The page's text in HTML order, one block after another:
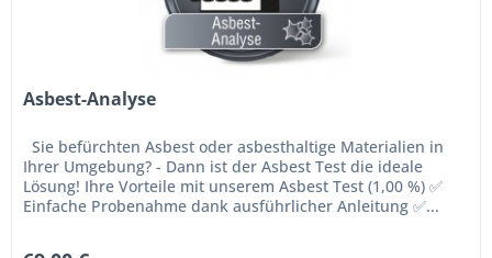
Asbest-Analyse
Sie befürchten Asbest oder asbesthaltige Materialien in
Ihrer Umgebung? - Dann ist der Asbest Test die ideale
Lösung! Ihre Vorteile mit unserem Asbest Test (1,00 %) ✅
Einfache Probenahme dank ausführlicher Anleitung ✅...